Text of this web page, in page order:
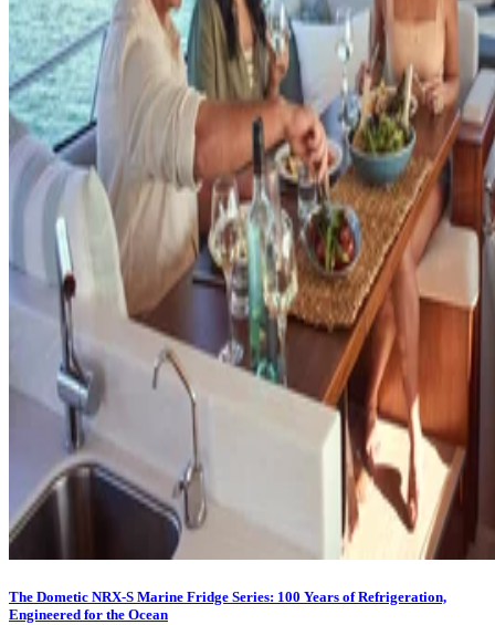
The Dometic NRX-S Marine Fridge Series: 100 Years of Refrigeration,
Engineered for the Ocean